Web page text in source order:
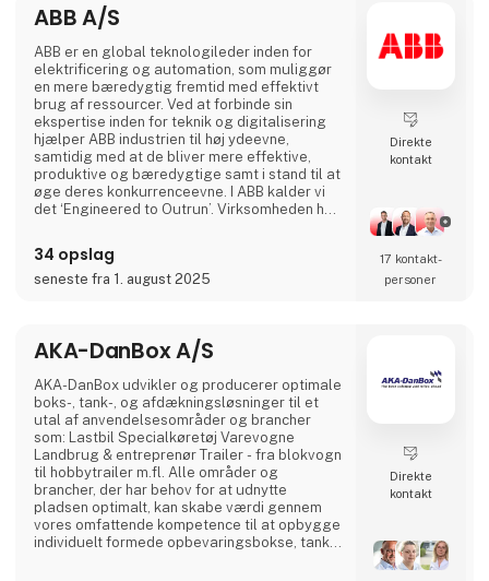
✅ **Anlægslastbiler** – Robuste og
velegnede til krævende arbejdsopgaver.
✅ **Trækkere** – Kraftfulde og effektive til
langdistancetransport.
BMC-lastbiler er designet med
**brændstoføkonomi
ABB A/S
ABB er en global teknologileder inden for
elektrificering og automation, som muliggør
en mere bæredygtig fremtid med effektivt
brug af ressourcer. Ved at forbinde sin
ekspertise inden for teknik og digitalisering
hjælper ABB industrien til høj ydeevne,
samtidig med at de bliver mere effektive,
produktive og bæredygtige samt i stand til at
øge deres konkurrenceevne. I ABB kalder vi
det ‘Engineered to Outrun’. Virksomheden har
noteret på SIX Swiss Exchange (ABBN) og
Nasdaq Stockholm (ABB). www.abb.com
34 opslag
seneste fra 1. august 2025
Direkte
kontakt
17 kontakt­
personer
AKA-DanBox A/S
AKA-DanBox udvikler og producerer optimale
boks-, tank-, og afdækningsløsninger til et
utal af anvendelsesområder og brancher
som: Lastbil Specialkøretøj Varevogne
Landbrug & entreprenør Trailer - fra blokvogn
til hobbytrailer m.fl. Alle områder og
brancher, der har behov for at udnytte
pladsen optimalt, kan skabe værdi gennem
vores omfattende kompetence til at opbygge
individuelt formede opbevaringsbokse, tanke
Direkte
kontakt